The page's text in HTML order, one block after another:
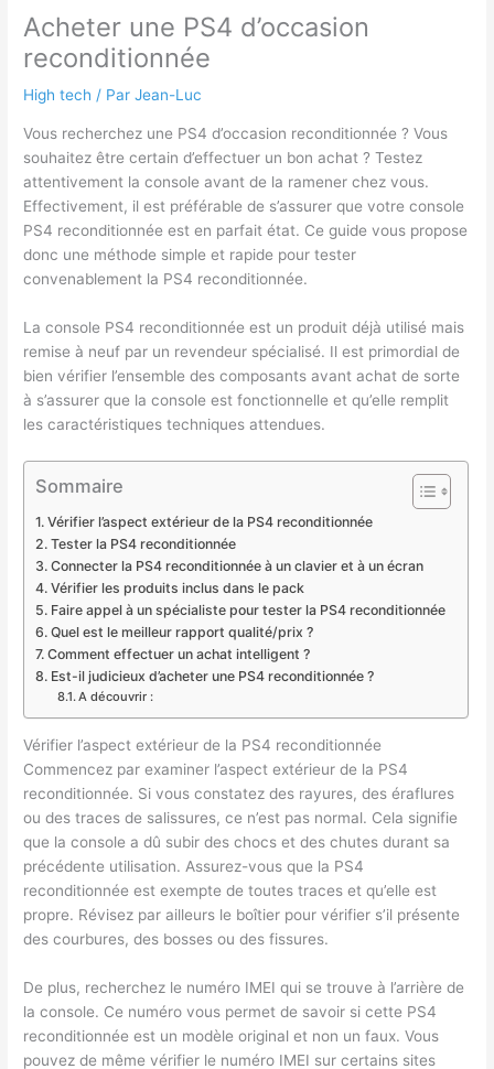
Acheter une PS4 d’occasion
reconditionnée
High tech / ParJean-Luc
Vous recherchez une PS4 d’occasion reconditionnée ? Vous
souhaitez être certain d’effectuer un bon achat ? Testez
attentivement la console avant de la ramener chez vous.
Effectivement, il est préférable de s’assurer que votre console
PS4 reconditionnée est en parfait état. Ce guide vous propose
donc une méthode simple et rapide pour tester
convenablement la PS4 reconditionnée.
La console PS4 reconditionnée est un produit déjà utilisé mais
remise à neuf par un revendeur spécialisé. Il est primordial de
bien vérifier l’ensemble des composants avant achat de sorte
à s’assurer que la console est fonctionnelle et qu’elle remplit
les caractéristiques techniques attendues.
Sommaire
Vérifier l’aspect extérieur de la PS4 reconditionnée
Tester la PS4 reconditionnée
Connecter la PS4 reconditionnée à un clavier et à un écran
Vérifier les produits inclus dans le pack
Faire appel à un spécialiste pour tester la PS4 reconditionnée
Quel est le meilleur rapport qualité/prix ?
Comment effectuer un achat intelligent ?
Est-il judicieux d’acheter une PS4 reconditionnée ?
A découvrir :
Vérifier l’aspect extérieur de la PS4 reconditionnée
Commencez par examiner l’aspect extérieur de la PS4
reconditionnée. Si vous constatez des rayures, des éraflures
ou des traces de salissures, ce n’est pas normal. Cela signifie
que la console a dû subir des chocs et des chutes durant sa
précédente utilisation. Assurez-vous que la PS4
reconditionnée est exempte de toutes traces et qu’elle est
propre. Révisez par ailleurs le boîtier pour vérifier s’il présente
des courbures, des bosses ou des fissures.
De plus, recherchez le numéro IMEI qui se trouve à l’arrière de
la console. Ce numéro vous permet de savoir si cette PS4
reconditionnée est un modèle original et non un faux. Vous
pouvez de même vérifier le numéro IMEI sur certains sites